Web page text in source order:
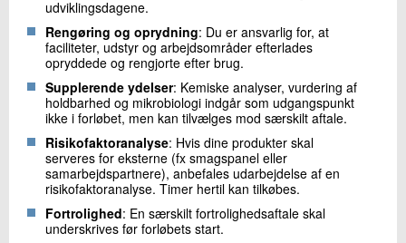
udviklingsdagene.
Rengøring og oprydning: Du er ansvarlig for, at
faciliteter, udstyr og arbejdsområder efterlades
opryddede og rengjorte efter brug.
Supplerende ydelser: Kemiske analyser, vurdering af
holdbarhed og mikrobiologi indgår som udgangspunkt
ikke i forløbet, men kan tilvælges mod særskilt aftale.
Risikofaktoranalyse: Hvis dine produkter skal
serveres for eksterne (fx smagspanel eller
samarbejdspartnere), anbefales udarbejdelse af en
risikofaktoranalyse. Timer hertil kan tilkøbes.
Fortrolighed: En særskilt fortrolighedsaftale skal
underskrives før forløbets start.